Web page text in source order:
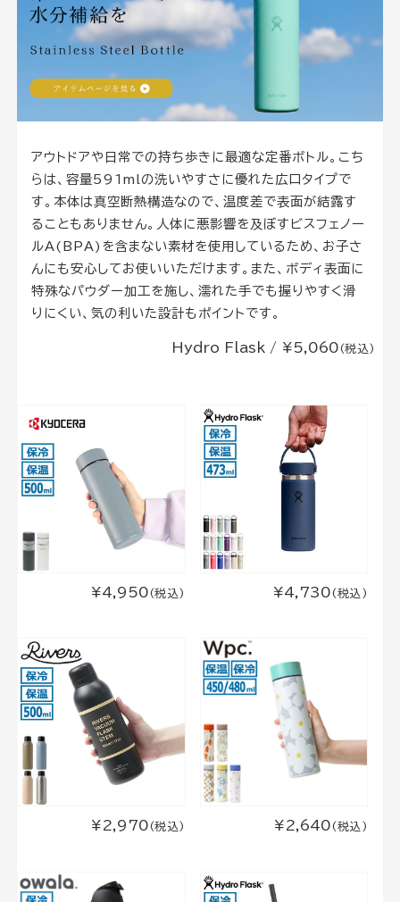
アウトドアや日常での持ち歩きに最適な定番ボトル。こち
らは、容量591mlの洗いやすさに優れた広口タイプで
す。本体は真空断熱構造なので、温度差で表面が結露す
ることもありません。人体に悪影響を及ぼすビスフェノー
ルA(BPA)を含まない素材を使用しているため、お子さ
んにも安心してお使いいただけます。また、ボディ表面に
特殊なパウダー加工を施し、濡れた手でも握りやすく滑
りにくい、気の利いた設計もポイントです。
Hydro Flask / ¥5,060(税込)
¥4,950(税込) ¥4,730(税込)
¥2,970(税込) ¥2,640(税込)